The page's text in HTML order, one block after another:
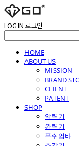
LOG IN로그인
HOME
ABOUT US
MISSION
BRAND
CLIENT
PATENT
SHOP
악력기
완력기
푸쉬업바